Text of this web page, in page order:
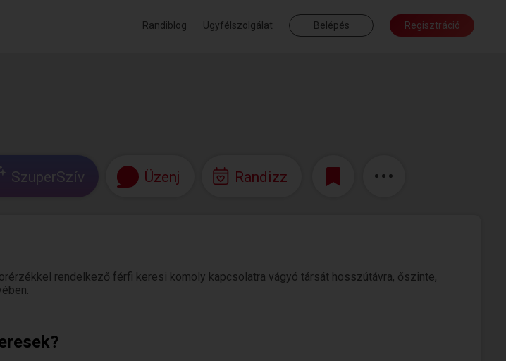
Randiblog Ügyfélszolgálat Belépés Regisztráció
SzuperSzív Üzenj Randizz
rendelkező férfi keresi komoly kapcsolatra vágyó társát hosszútávra, őszinte,